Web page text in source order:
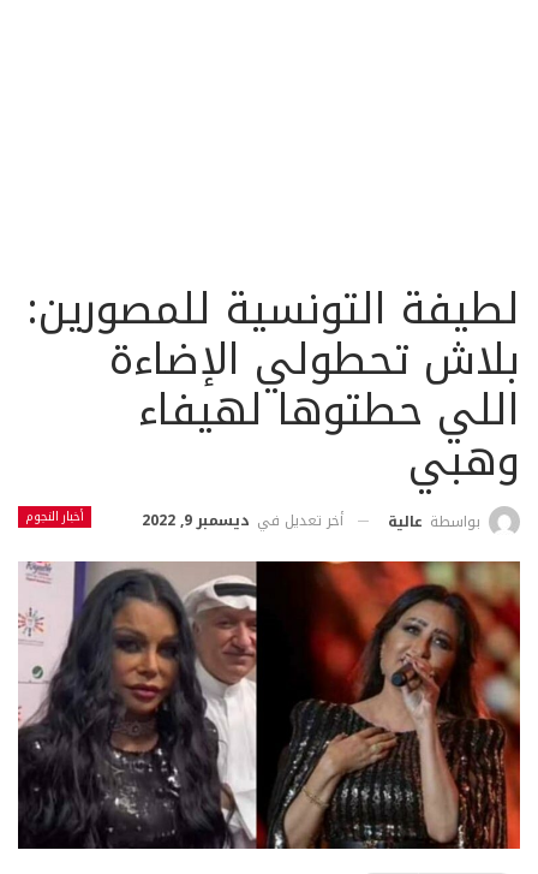
لطيفة التونسية للمصورين:
بلاش تحطولي الإضاءة
اللي حطتوها لهيفاء
وهبي
أخبار النجوم بواسطة عالية أخر تعديل في ديسمبر 9, 2022